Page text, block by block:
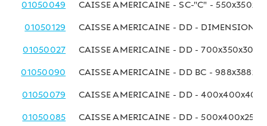
01050049 CAISSE AMERICAINE - SC-"C" -
01050129 CAISSE AMERICAINE - DD - DIMENSIONS
01050027 CAISSE AMERICAINE - DD - 700x350x300
01050090 CAISSE AMERICAINE - DD BC -
01050079 CAISSE AMERICAINE - DD - 400x400x400
01050085 CAISSE AMERICAINE - DD - 500x400x250